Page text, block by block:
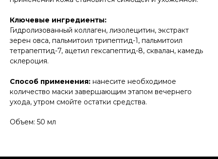
Ключевые ингредиенты:
Гидролизованный коллаген, лизолецитин, экстракт
зерен овса, пальмитоил трипептид-1, пальмитоил
тетрапептид-7, ацетил гексапептид-8, сквалан, камедь
склероция.
Способ применения: нанесите необходимое
количество маски завершающим этапом вечернего
ухода, утром смойте остатки средства.
Объем: 50 мл